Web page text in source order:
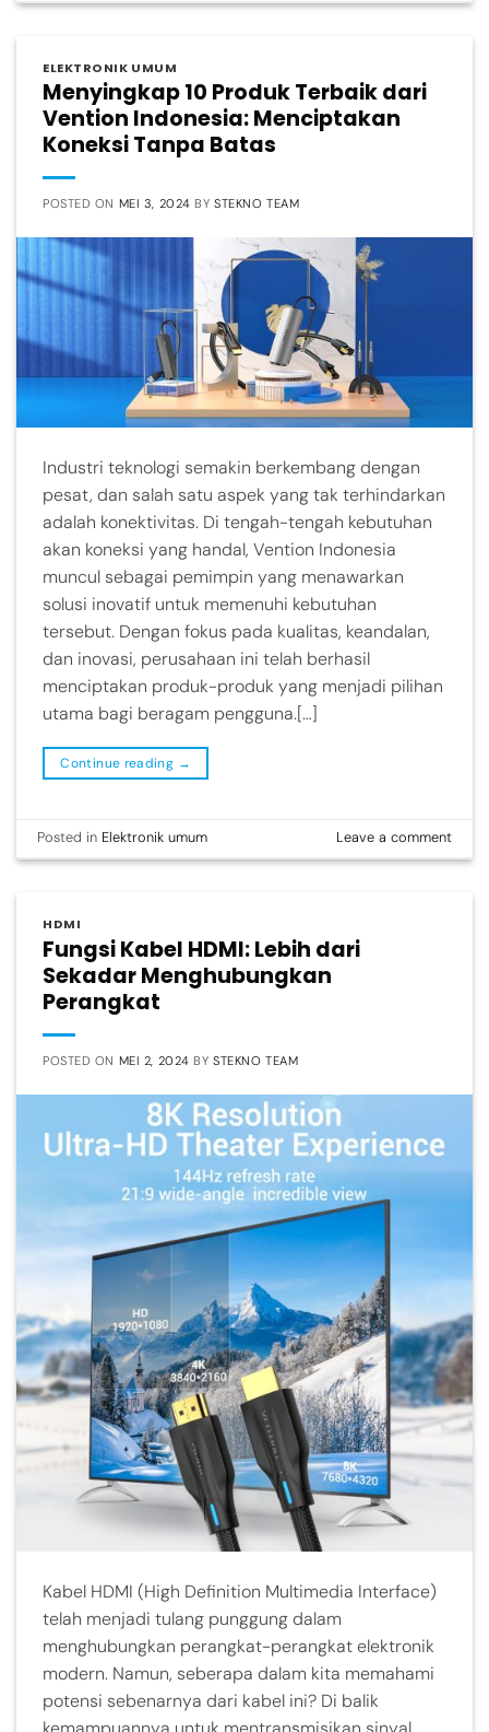
ELEKTRONIK UMUM
Menyingkap 10 Produk Terbaik dari
Vention Indonesia: Menciptakan
Koneksi Tanpa Batas
POSTED ON MEI 3, 2024 BYSTEKNO TEAM
Industri teknologi semakin berkembang dengan
pesat, dan salah satu aspek yang tak terhindarkan
adalah konektivitas. Di tengah-tengah kebutuhan
akan koneksi yang handal, Vention Indonesia
muncul sebagai pemimpin yang menawarkan
solusi inovatif untuk memenuhi kebutuhan
tersebut. Dengan fokus pada kualitas, keandalan,
dan inovasi, perusahaan ini telah berhasil
menciptakan produk-produk yang menjadi pilihan
utama bagi beragam pengguna.[…]
Continue reading →
Posted in Elektronik umum Leave a comment
HDMI
Fungsi Kabel HDMI: Lebih dari
Sekadar Menghubungkan
Perangkat
POSTED ON MEI 2, 2024 BYSTEKNO TEAM
Kabel HDMI (High Definition Multimedia Interface)
telah menjadi tulang punggung dalam
menghubungkan perangkat-perangkat elektronik
modern. Namun, seberapa dalam kita memahami
potensi sebenarnya dari kabel ini? Di balik